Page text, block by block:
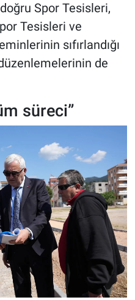
Spor Tesisleri,
Tesisleri ve
sıfırlandığı
de
süreci”